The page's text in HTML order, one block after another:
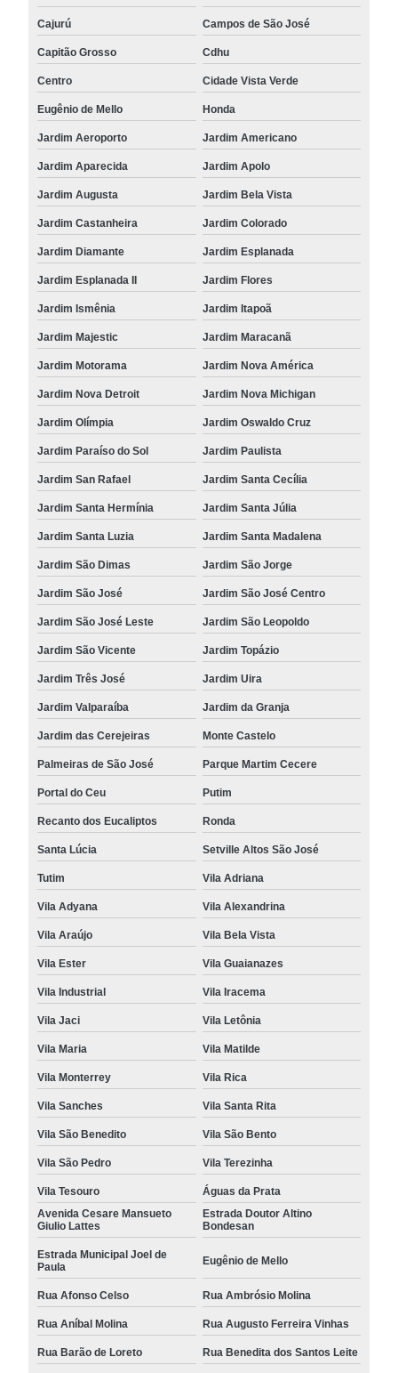
Cajurú Campos de São José
Capitão Grosso Cdhu
Centro Cidade Vista Verde
Eugênio de Mello Honda
Jardim Aeroporto Jardim Americano
Jardim Aparecida Jardim Apolo
Jardim Augusta Jardim Bela Vista
Jardim Castanheira Jardim Colorado
Jardim Diamante Jardim Esplanada
Jardim Esplanada II Jardim Flores
Jardim Ismênia Jardim Itapoã
Jardim Majestic Jardim Maracanã
Jardim Motorama Jardim Nova América
Jardim Nova Detroit Jardim Nova Michigan
Jardim Olímpia Jardim Oswaldo Cruz
Jardim Paraíso do Sol Jardim Paulista
Jardim San Rafael Jardim Santa Cecília
Jardim Santa Hermínia Jardim Santa Júlia
Jardim Santa Luzia Jardim Santa Madalena
Jardim São Dimas Jardim São Jorge
Jardim São José Jardim São José Centro
Jardim São José Leste Jardim São Leopoldo
Jardim São Vicente Jardim Topázio
Jardim Três José Jardim Uira
Jardim Valparaíba Jardim da Granja
Jardim das Cerejeiras Monte Castelo
Palmeiras de São José Parque Martim Cecere
Portal do Ceu Putim
Recanto dos Eucaliptos Ronda
Santa Lúcia Setville Altos São José
Tutim Vila Adriana
Vila Adyana Vila Alexandrina
Vila Araújo Vila Bela Vista
Vila Ester Vila Guaianazes
Vila Industrial Vila Iracema
Vila Jaci Vila Letônia
Vila Maria Vila Matilde
Vila Monterrey Vila Rica
Vila Sanches Vila Santa Rita
Vila São Benedito Vila São Bento
Vila São Pedro Vila Terezinha
Vila Tesouro
Águas da Prata
Avenida Cesare Mansueto
Giulio Lattes
Estrada Doutor Altino
Bondesan
Estrada Municipal Joel de
Paula
Eugênio de Mello
Rua Afonso Celso Rua Ambrósio Molina
Rua Aníbal Molina Rua Augusto Ferreira Vinhas
Rua Barão de Loreto Rua Benedita dos Santos Leite